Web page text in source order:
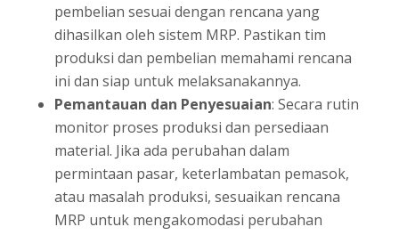
pembelian sesuai dengan rencana yang
dihasilkan oleh sistem MRP. Pastikan tim
produksi dan pembelian memahami rencana
ini dan siap untuk melaksanakannya.
Pemantauan dan Penyesuaian: Secara rutin
monitor proses produksi dan persediaan
material. Jika ada perubahan dalam
permintaan pasar, keterlambatan pemasok,
atau masalah produksi, sesuaikan rencana
MRP untuk mengakomodasi perubahan